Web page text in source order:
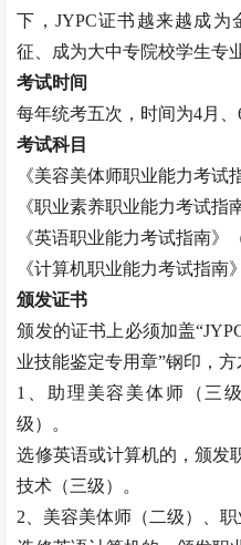
下，JYPC证书越来越成
征、成为大中专院校学生专
考试时间
每年统考五次，时间为4月、
考试科目
《美容美体师职业能力考试
《职业素养职业能力考试指
《英语职业能力考试指南》
《计算机职业能力考试指南
颁发证书
颁发的证书上必须加盖
业技能鉴定专用章”钢印，方
1、助理 美容美体师 （三
级）。
选修英语或计算机的，颁发
技术（三级）。
2、 美容美体师 （二级）、